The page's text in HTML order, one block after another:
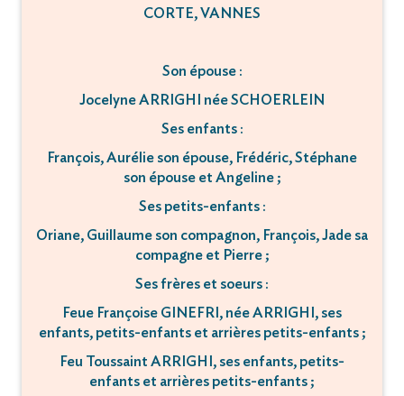
CORTE, VANNES
Son épouse :
Jocelyne ARRIGHI née SCHOERLEIN
Ses enfants :
François, Aurélie son épouse, Frédéric, Stéphane
son épouse et Angeline ;
Ses petits-enfants :
Oriane, Guillaume son compagnon, François, Jade sa
compagne et Pierre ;
Ses frères et soeurs :
Feue Françoise GINEFRI, née ARRIGHI, ses
enfants, petits-enfants et arrières petits-enfants ;
Feu Toussaint ARRIGHI, ses enfants, petits-
enfants et arrières petits-enfants ;